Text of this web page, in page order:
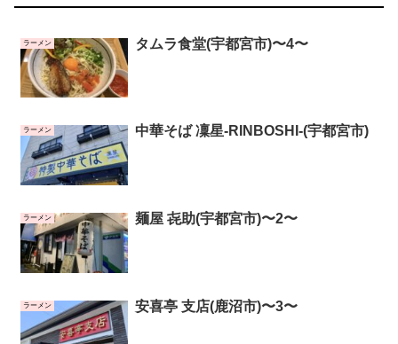
ラーメン タムラ食堂(宇都宮市)〜4〜
ラーメン 中華そば 凜星-RINBOSHI-(宇都宮市)
ラーメン 麺屋 㐂助(宇都宮市)〜2〜
ラーメン 安喜亭 支店(鹿沼市)〜3〜